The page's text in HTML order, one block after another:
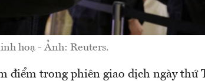
hoạ - Ảnh: Reuters.
điểm trong phiên giao dịch ngày thứ